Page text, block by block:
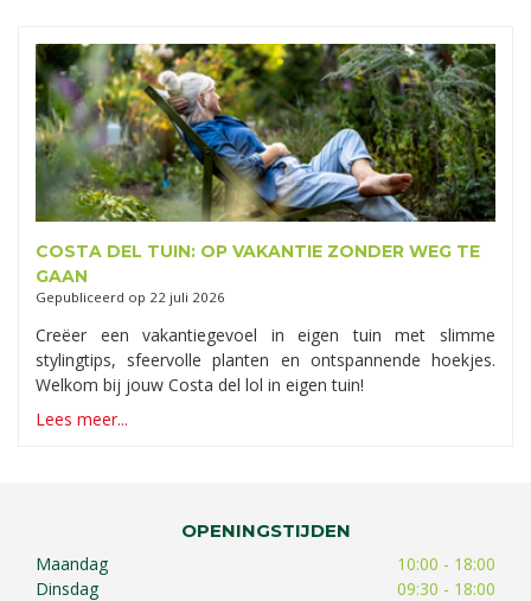
COSTA DEL TUIN: OP VAKANTIE ZONDER WEG TE
GAAN
Gepubliceerd op 22 juli 2026
Creëer een vakantiegevoel in eigen tuin met slimme
stylingtips, sfeervolle planten en ontspannende hoekjes.
Welkom bij jouw Costa del lol in eigen tuin!
Lees meer...
OPENINGSTIJDEN
Maandag
10:00 - 18:00
Dinsdag
09:30 - 18:00